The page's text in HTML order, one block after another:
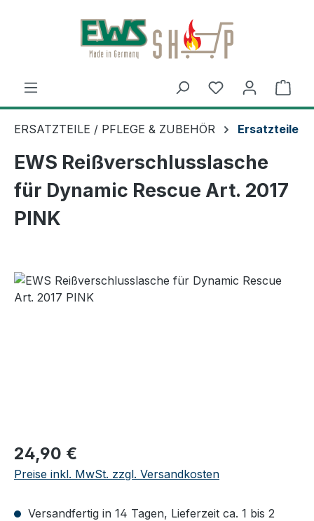
Zum Hauptinhalt springen
ERSATZTEILE / PFLEGE & ZUBEHÖR Ersatzteile
EWS Reißverschlusslasche
für Dynamic Rescue Art. 2017
PINK
Regulärer Preis:
24,90 €
Preise inkl. MwSt. zzgl. Versandkosten
Versandfertig in 14 Tagen, Lieferzeit ca. 1 bis 2